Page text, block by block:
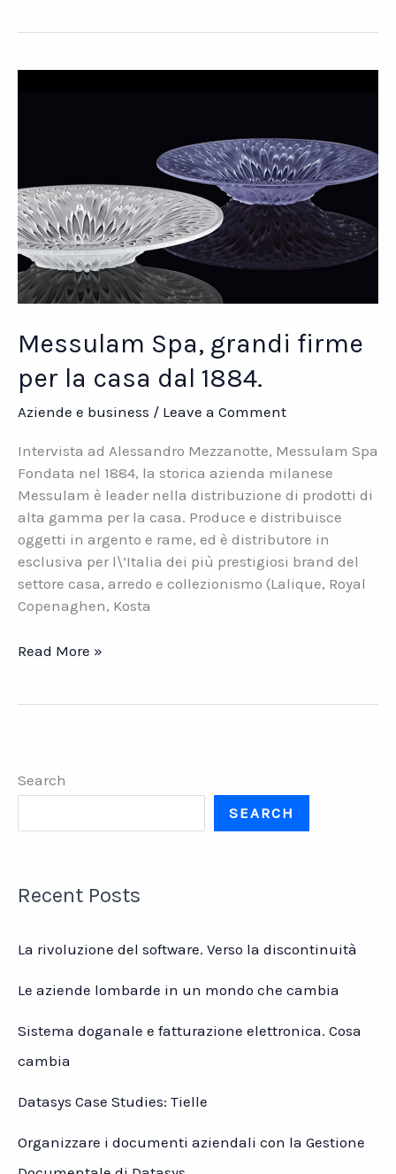
italiana
Messulam Spa, grandi firme
per la casa dal 1884.
Aziende e business / Leave a Comment
Intervista ad Alessandro Mezzanotte, Messulam Spa
Fondata nel 1884, la storica azienda milanese
Messulam è leader nella distribuzione di prodotti di
alta gamma per la casa. Produce e distribuisce
oggetti in argento e rame, ed è distributore in
esclusiva per l\’Italia dei più prestigiosi brand del
settore casa, arredo e collezionismo (Lalique, Royal
Copenaghen, Kosta
Messulam
casa
1884.
Read More »
Search
SEARCH
Recent Posts
La rivoluzione del software. Verso la discontinuità
Le aziende lombarde in un mondo che cambia
Sistema doganale e fatturazione elettronica. Cosa
cambia
Datasys Case Studies: Tielle
Organizzare i documenti aziendali con la Gestione